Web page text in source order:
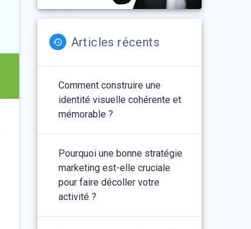
Articles récents
Comment construire une
identité visuelle cohérente et
mémorable ?
Pourquoi une bonne stratégie
marketing est-elle cruciale
pour faire décoller votre
activité ?